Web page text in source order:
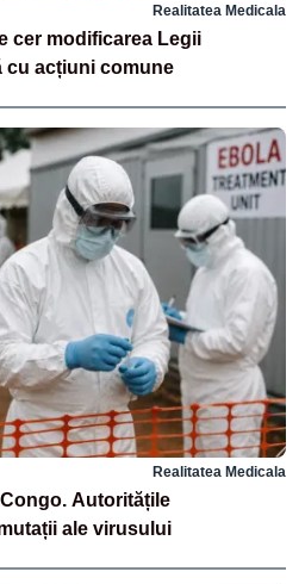
Realitatea Medicala
cer modificarea Legii
cu acțiuni comune
Realitatea Medicala
Autoritățile
ale virusului